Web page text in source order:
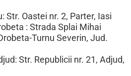
Str. Oastei nr. 2, Parter, Iasi
: Strada Splai Mihai
Turnu Severin, Jud.
Str. Republicii nr. 21, Adjud,